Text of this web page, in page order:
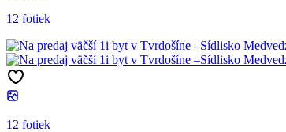
12 fotiek
12 fotiek